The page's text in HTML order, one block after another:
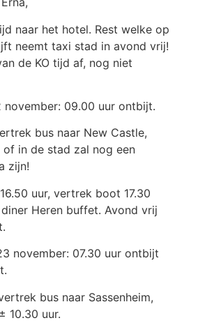
naar het hotel. Rest welke op
neemt taxi stad in avond vrij!
de KO tijd af, nog niet
november: 09.00 uur ontbijt.
bus naar New Castle,
in de stad zal nog een
zijn!
uur, vertrek boot 17.30
Heren buffet. Avond vrij
november: 07.30 uur ontbijt
bus naar Sassenheim,
10.30 uur.